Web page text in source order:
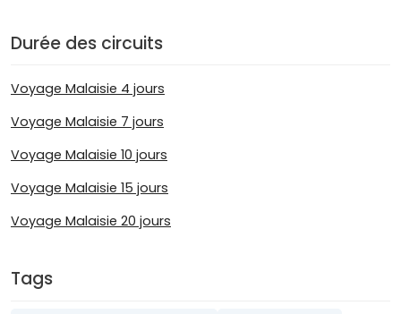
Durée des circuits
Voyage Malaisie 4 jours
Voyage Malaisie 7 jours
Voyage Malaisie 10 jours
Voyage Malaisie 15 jours
Voyage Malaisie 20 jours
Tags